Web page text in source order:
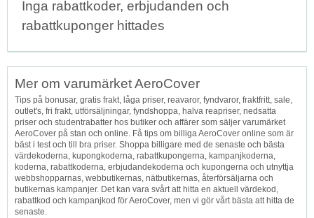
Inga rabattkoder, erbjudanden och
rabattkuponger hittades
Mer om varumärket AeroCover
Tips på bonusar, gratis frakt, låga priser, reavaror, fyndvaror, fraktfritt, sale,
outlet's, fri frakt, utförsäljningar, fyndshoppa, halva reapriser, nedsatta
priser och studentrabatter hos butiker och affärer som säljer varumärket
AeroCover på stan och online. Få tips om billiga AeroCover online som är
bäst i test och till bra priser. Shoppa billigare med de senaste och bästa
värdekoderna, kupongkoderna, rabattkupongerna, kampanjkoderna,
koderna, rabattkoderna, erbjudandekoderna och kupongerna och utnyttja
webbshopparnas, webbutikernas, nätbutikernas, återförsäljarna och
butikernas kampanjer. Det kan vara svårt att hitta en aktuell värdekod,
rabattkod och kampanjkod för AeroCover, men vi gör vårt bästa att hitta de
senaste.